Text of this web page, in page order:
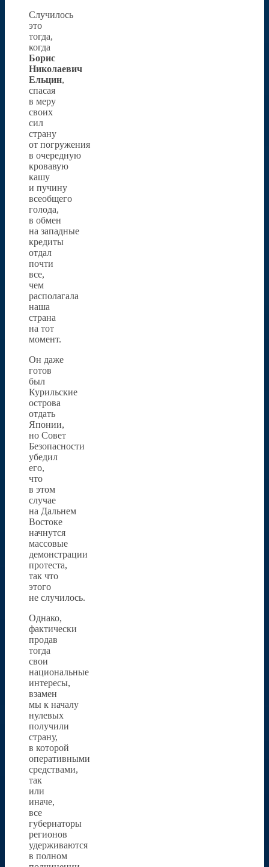
Случилось
это
тогда,
когда
Борис
Николаевич
Ельцин,
спасая
в меру
своих
сил
страну
от погружения
в очередную
кровавую
кашу
и пучину
всеобщего
голода,
в обмен
на западные
кредиты
отдал
почти
все,
чем
располагала
наша
страна
на тот
момент.
Он даже
готов
был
Курильские
острова
отдать
Японии,
но Совет
Безопасности
убедил
его,
что
в этом
случае
на Дальнем
Востоке
начнутся
массовые
демонстрации
протеста,
так что
этого
не случилось.
Однако,
фактически
продав
тогда
свои
национальные
интересы,
взамен
мы к началу
нулевых
получили
страну,
в которой
оперативными
средствами,
так
или
иначе,
все
губернаторы
регионов
удерживаются
в полном